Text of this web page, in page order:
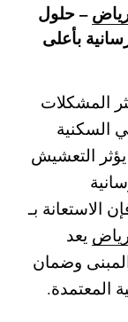
– حلول
بأعلى
المشكلات
السكنية
التعشيش
الاستعانة بـ
يعد
وضمان
المعتمدة.